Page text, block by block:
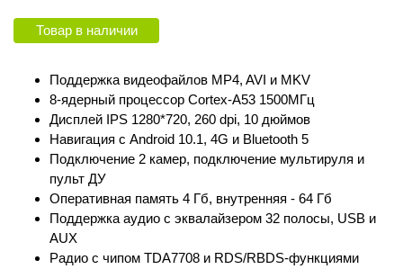
Товар в наличии
Поддержка видеофайлов MP4, AVI и MKV
8-ядерный процессор Сortex‑A53 1500МГц
Дисплей IPS 1280*720, 260 dpi, 10 дюймов
Навигация с Android 10.1, 4G и Bluetooth 5
Подключение 2 камер, подключение мультируля и
пульт ДУ
Оперативная память 4 Гб, внутренняя - 64 Гб
Поддержка аудио с эквалайзером 32 полосы, USB и
AUX
Радио с чипом TDA7708 и RDS/RBDS-функциями